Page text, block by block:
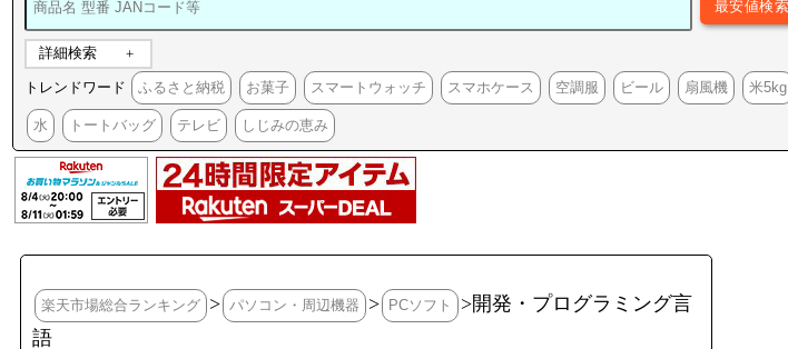
詳細検索
トレンドワード ふるさと納税 お菓子 スマートウォッチ スマホケース 空調服 ビール 扇風機 米5kg
水 トートバッグ テレビ しじみの恵み
楽天市場総合ランキング > パソコン・周辺機器 > PCソフト
>開発・プログラミング言
語